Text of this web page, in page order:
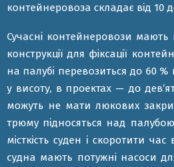
контейнеровоза складає від 10
Сучасні контейнеровози
конструкції для фіксації
на палубі перевозиться до 60
у висоту, в проектах — до
можуть не мати люкових
трюму підносяться над
місткість суден і скоротити
судна мають потужні насоси